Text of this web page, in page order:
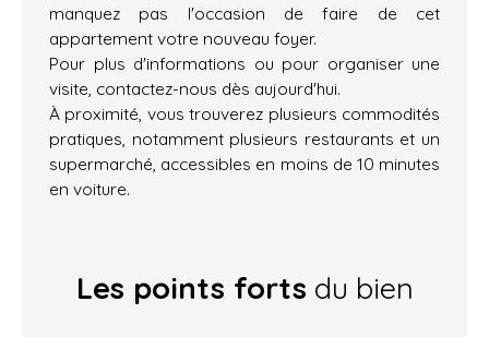
manquez pas l'occasion de faire de cet
appartement votre nouveau foyer.
Pour plus d'informations ou pour organiser une
visite, contactez-nous dès aujourd'hui.
À proximité, vous trouverez plusieurs commodités
pratiques, notamment plusieurs restaurants et un
supermarché, accessibles en moins de 10 minutes
en voiture.
Les points forts du bien